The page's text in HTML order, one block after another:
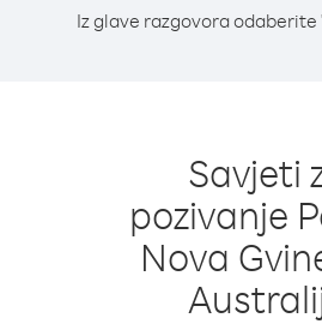
Iz glave razgovora odaberite
Savjeti
pozivanje
Nova